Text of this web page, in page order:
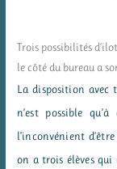
Trois possibilités
le côté du bureau a
La disposition avec
n’est possible
l’inconvénient
on a trois élèves